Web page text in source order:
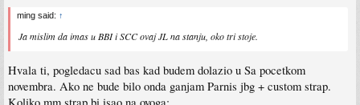
ming said: ↑
Ja mislim da imas u BBI i SCC ovaj JL na stanju, oko tri stoje.
Hvala ti, pogledacu sad bas kad budem dolazio u Sa pocetkom
novembra. Ako ne bude bilo onda ganjam Parnis jbg + custom strap.